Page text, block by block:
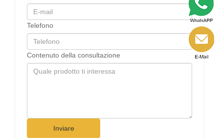
Telefono
Contenuto della consultazione
Inviare